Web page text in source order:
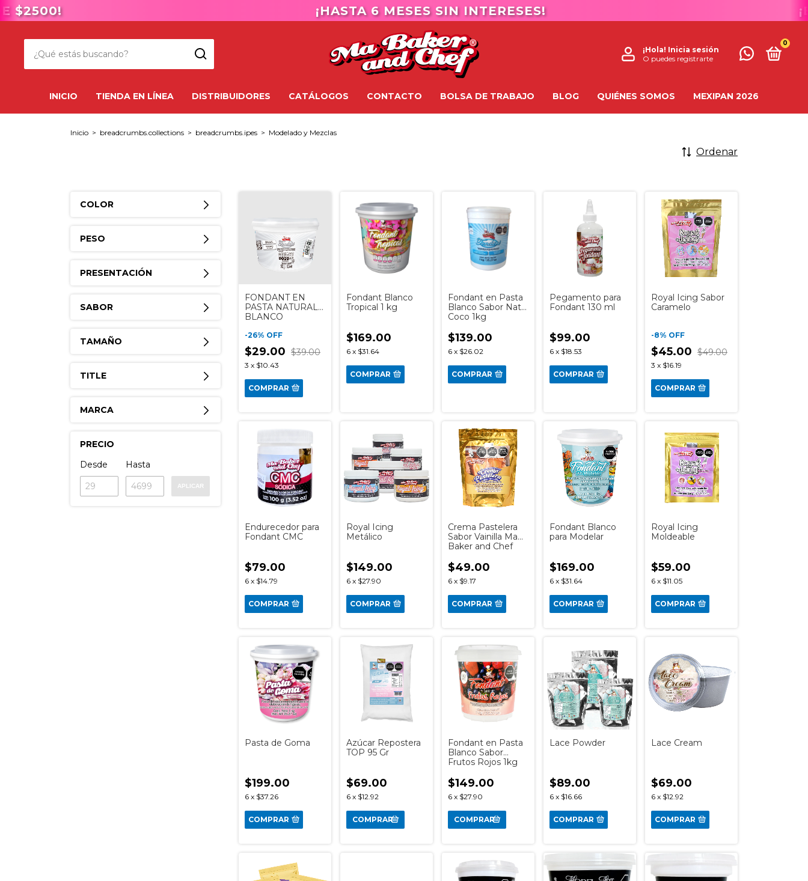
¡HASTA 6 MESES SIN INTERESES!
¡Hola! Inicia sesión
O puedes registrarte
0
INICIO TIENDA EN LÍNEA DISTRIBUIDORES CATÁLOGOS CONTACTO BOLSA DE TRABAJO BLOG QUIÉNES SOMOS MEXIPAN 2026
Inicio > breadcrumbs.collections > breadcrumbs.ipes > Modelado y Mezclas
Ordenar
COLOR
PESO
PRESENTACIÓN
SABOR
TAMAÑO
TITLE
MARCA
PRECIO
Desde
Hasta
APLICAR
FONDANT EN
PASTA NATURAL
BLANCO
-26% OFF
$29.00 $39.00
3 x $10.43
COMPRAR
Fondant Blanco
Tropical 1 kg
$169.00
6 x $31.64
COMPRAR
Fondant en Pasta
Blanco Sabor Nata
Coco 1kg
$139.00
6 x $26.02
COMPRAR
Pegamento para
Fondant 130 ml
$99.00
6 x $18.53
COMPRAR
Royal Icing Sabor
Caramelo
-8% OFF
$45.00 $49.00
3 x $16.19
COMPRAR
Endurecedor para
Fondant CMC
$79.00
6 x $14.79
COMPRAR
Royal Icing
Metálico
$149.00
6 x $27.90
COMPRAR
Crema Pastelera
Sabor Vainilla Ma
Baker and Chef
$49.00
6 x $9.17
COMPRAR
Fondant Blanco
para Modelar
$169.00
6 x $31.64
COMPRAR
Royal Icing
Moldeable
$59.00
6 x $11.05
COMPRAR
Pasta de Goma
$199.00
6 x $37.26
COMPRAR
Azúcar Repostera
TOP 95 Gr
$69.00
6 x $12.92
Fondant en Pasta
Blanco Sabor
Frutos Rojos 1kg
$149.00
6 x $27.90
Lace Powder
$89.00
6 x $16.66
COMPRAR
Lace Cream
$69.00
6 x $12.92
COMPRAR